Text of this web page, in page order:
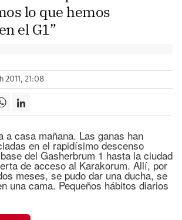
lo que hemos
el G1”
2011, 21:08
a casa mañana. Las ganas han
en el rapidísimo descenso
del Gasherbrum 1 hasta la ciudad
de acceso al Karakorum. Allí, por
meses, se pudo dar una ducha, se
una cama. Pequeños hábitos diarios